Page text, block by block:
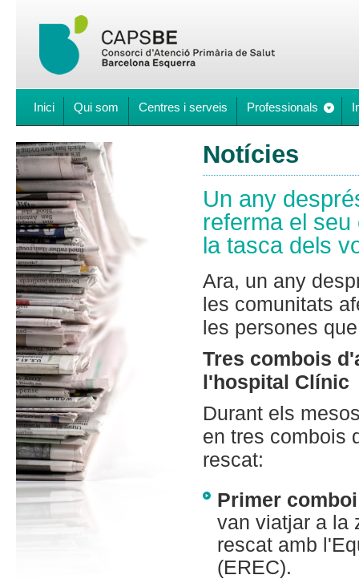
Inici Qui som Centres i serveis Professionals
Notícies
Un any
referma el
la tasca dels
Ara, un any
les comunitats
les persones
Tres combois
l'hospital Clínic
Durant els
en tres combois
rescat:
Primer
van viatjar a la
rescat amb
(EREC).